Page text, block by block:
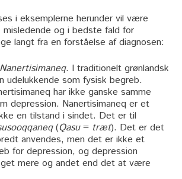
i eksemplerne herunder vil være
misledende og i bedste fald for
langt fra en forståelse af diagnosen:
Nanertisimaneq. I traditionelt grønlandsk
udelukkende som fysisk begreb.
har ikke ganske samme
depression. Nanertisimaneq er et
en tilstand i sindet. Det er til
(Qasu= træt). Det er det
anvendes, men det er ikke et
for depression, og depression
mere og andet end det at være